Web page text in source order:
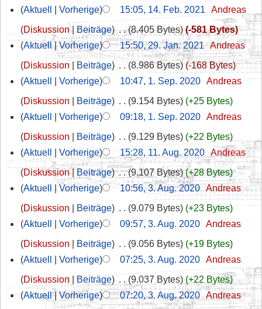
Aktuell
Vorherige 15:05, 14. Feb. 2021
Andreas
Diskussion
Beiträge ‎ 8.405 Bytes
-581 Bytes
Aktuell
Vorherige 15:50, 29. Jan. 2021‎ Andreas
Diskussion
Beiträge 8.986 Bytes
-168 Bytes
Aktuell
Vorherige 10:47, 1. Sep. 2020‎ Andreas
Diskussion
Beiträge 9.154 Bytes
+25 Bytes
Aktuell
Vorherige 09:18, 1. Sep. 2020‎ Andreas
Diskussion
Beiträge 9.129 Bytes
+22 Bytes
Aktuell
Vorherige 15:28, 11. Aug. 2020‎ Andreas
Diskussion
Beiträge ‎ 9.107 Bytes
+28 Bytes
Aktuell
Vorherige 10:56, 3. Aug. 2020‎ Andreas
Diskussion
Beiträge 9.079 Bytes
+23 Bytes
Aktuell
Vorherige 09:57, 3. Aug. 2020‎ Andreas
Diskussion
Beiträge 9.056 Bytes
+19 Bytes
Aktuell
Vorherige 07:25, 3. Aug. 2020‎ Andreas
Diskussion
Beiträge 9.037 Bytes
+22 Bytes
Aktuell
Vorherige 07:20, 3. Aug. 2020‎ Andreas